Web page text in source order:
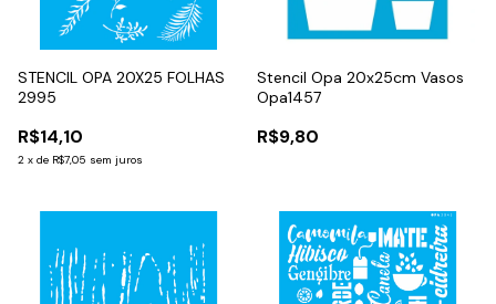
STENCIL OPA 20X25 FOLHAS
2995
R$14,10
2 x de R$7,05 sem juros
Stencil Opa 20x25cm Vasos
Opa1457
R$9,80